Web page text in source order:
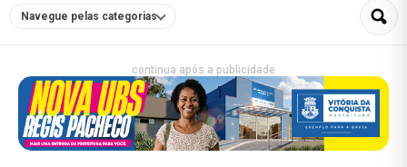
Navegue pelas categorias
continua após a publicidade